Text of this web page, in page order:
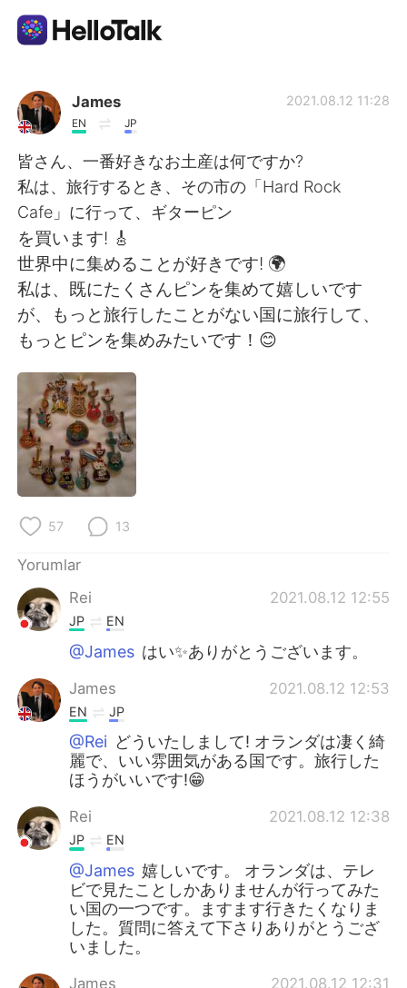
Dil Değişimi Uygulaması
AI Grammar Checker
Türkçe
English 简体中文
繁體中文 Español
Deutsch
한국어
Português
James
EN JP
2021.08.12 11:28
皆さん、一番好きなお土産は何ですか?
私は、旅行するとき、その市の「Hard Rock
Cafe」に行って、ギターピン
を買います! 🎸
世界中に集めることが好きです! 🌍
私は、既にたくさんピンを集めて嬉しいです
が、もっと旅行したことがない国に旅行して、
もっとピンを集めみたいです！😊
57 13
Yorumlar
Rei
2021.08.12 12:55
JP EN
@James はい✨ありがとうございます。
James 2021.08.12 12:53
EN JP
@Rei どういたしまして! オランダは凄く綺
麗で、いい雰囲気がある国です。旅行した
ほうがいいです!😁
Rei 2021.08.12 12:38
JP EN
@James 嬉しいです。 オランダは、テレ
ビで見たことしかありませんが行ってみた
い国の一つです。ますます行きたくなりま
した。質問に答えて下さりありがとうござ
いました。
James 2021.08.12 12:31